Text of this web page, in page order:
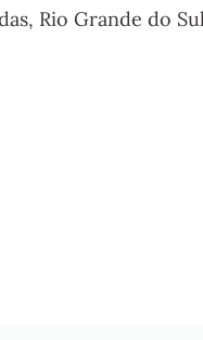
Rio Grande do